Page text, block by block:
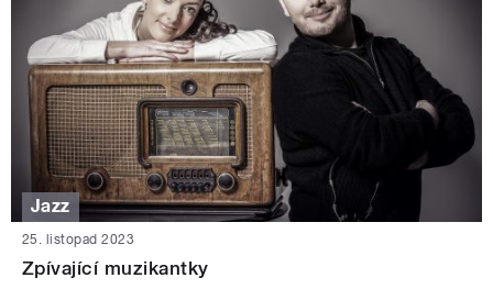
Jazz
25. listopad 2023
Zpívající muzikantky